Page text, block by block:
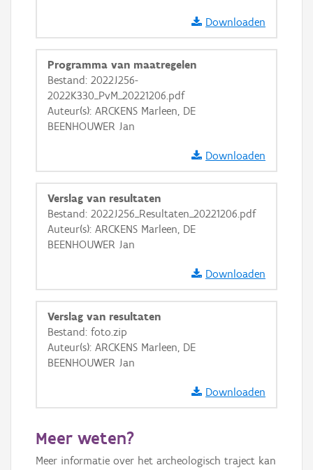
Basis Lagen
OSM-Basiskaart
GRB-Basiskaart in grijswaarden
Downloaden
Programma van maatregelen
Bestand: 2022J256-
2022K330_PvM_20221206.pdf
Auteur(s): ARCKENS Marleen, DE
BEENHOUWER Jan
Downloaden
Verslag van resultaten
Bestand: 2022J256_Resultaten_20221206.pdf
Auteur(s): ARCKENS Marleen, DE
BEENHOUWER Jan
Downloaden
Verslag van resultaten
Bestand: foto.zip
Auteur(s): ARCKENS Marleen, DE
BEENHOUWER Jan
Downloaden
Meer weten?
Meer informatie over het archeologisch traject kan